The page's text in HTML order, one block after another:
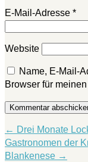
E-Mail-Adresse *
Website
Name, E-Mail-
Browser für
Kommentar
← Drei Monate
Gastronomen der
Blankenese →